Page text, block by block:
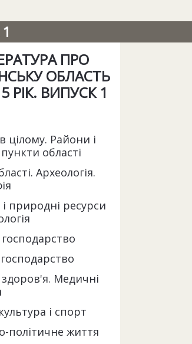
ПРО
ОБЛАСТЬ
РІК. ВИПУСК 1
цілому. Райони і
області
Археологія.
природні ресурси
Медичні
і спорт
політичне життя